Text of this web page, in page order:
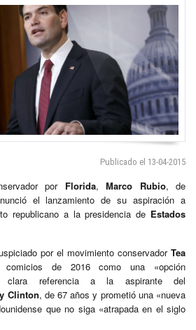
Publicado el 13-04-2015
por Florida, Marco Rubio, de
el lanzamiento de su aspiración a
republicano a la presidencia de Estados
por el movimiento conservador Tea
de 2016 como una «opción
clara referencia a la aspirante del
Clinton, de 67 años y prometió una «nueva
que no siga «atrapada en el siglo